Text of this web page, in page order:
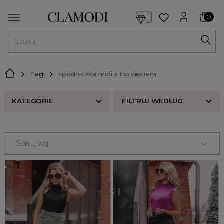
0
Tagi spódniczka midi z rozcięciem
KATEGORIE FILTRUJ WEDŁUG
Bestsellery
Odzież damska
Buty damskie
Akcesoria
Premium
Strefa beauty
Sortuj wg: